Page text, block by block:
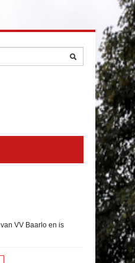
VV Baarlo en is